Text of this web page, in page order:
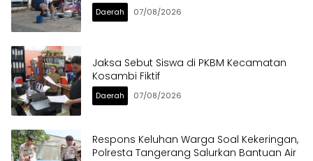
Daerah 07/08/2026
Jaksa Sebut Siswa di PKBM Kecamatan
Kosambi Fiktif
Daerah 07/08/2026
Respons Keluhan Warga Soal Kekeringan,
Polresta Tangerang Salurkan Bantuan Air